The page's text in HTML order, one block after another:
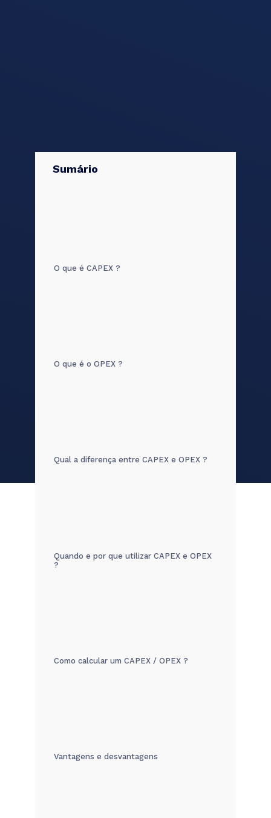
Sumário
O que é CAPEX ?
O que é o OPEX ?
Qual a diferença entre CAPEX e OPEX ?
Quando e por que utilizar CAPEX e OPEX
?
Como calcular um CAPEX / OPEX ?
Vantagens e desvantagens